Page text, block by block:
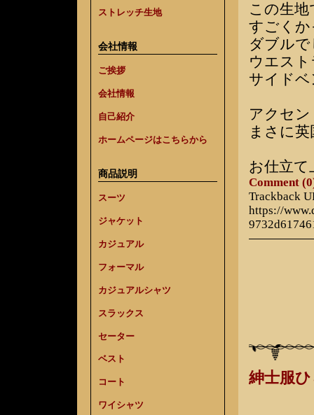
ストレッチ生地
会社情報
ご挨拶
会社情報
自己紹介
ホームページはこちらから
商品説明
スーツ
ジャケット
カジュアル
フォーマル
カジュアルシャツ
スラックス
セーター
ベスト
コート
ワイシャツ
この生
すごく
ダブル
ウエス
サイド
アクセ
まさに英
お仕立て
Comment
Trackback
https://
紳士服